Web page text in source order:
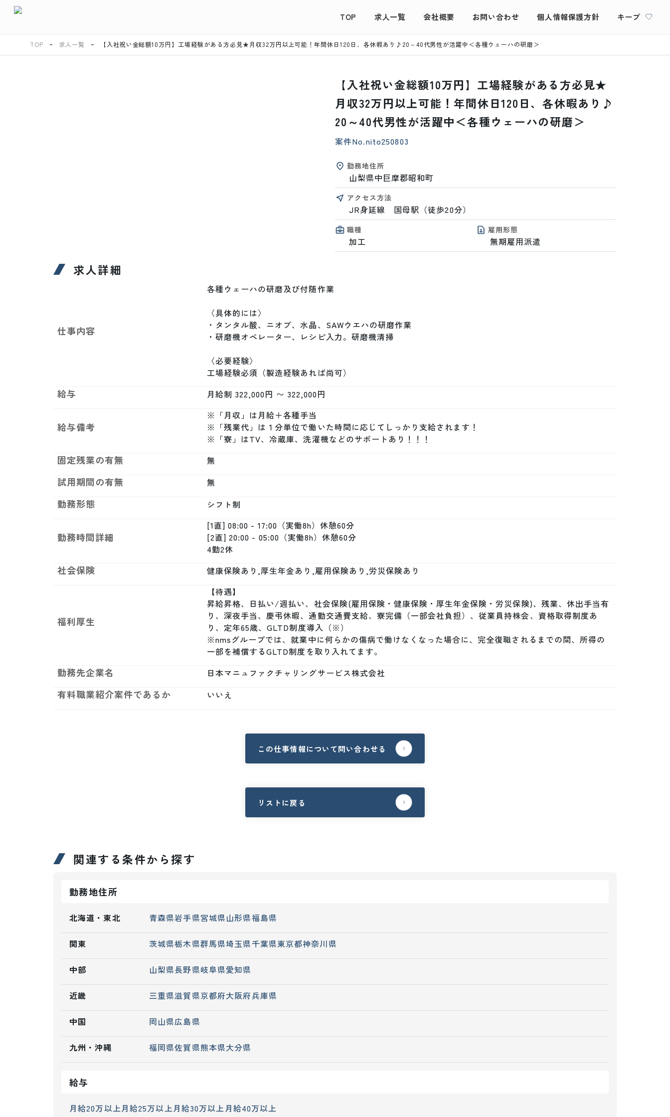
TOP 求人一覧 会社概要 お問い合わせ 個人情報保護方針 キープ
TOP 求人一覧 【入社祝い金総額10万円】工場経験がある方必見★月収32万円以上可能！年間休日120日、各休暇あり♪20～40代男性が活躍中＜各種ウェーハの研磨＞
【入社祝い金総額10万円】工場経験がある方必見★
月収32万円以上可能！年間休日120日、各休暇あり♪
20～40代男性が活躍中＜各種ウェーハの研磨＞
案件No.nito250803
勤務地住所
山梨県中巨摩郡昭和町
アクセス方法
JR身延線　国母駅（徒歩20分）
職種
加工
雇用形態
無期雇用派遣
求人詳細
仕事内容
各種ウェーハの研磨及び付随作業
〈具体的には〉
・タンタル酸、ニオブ、水晶、SAWウエハの研磨作業
・研磨機オペレーター、レシピ入力。研磨機清掃
〈必要経験〉
工場経験必須（製造経験あれば尚可）
給与 月給制 322,000円 〜 322,000円
給与備考
※「月収」は月給＋各種手当
※「残業代」は１分単位で働いた時間に応じてしっかり支給されます！
※「寮」はTV、冷蔵庫、洗濯機などのサポートあり！！！
固定残業の有無 無
試用期間の有無 無
勤務形態 シフト制
勤務時間詳細
[1直] 08:00 - 17:00（実働8h）休憩60分
[2直] 20:00 - 05:00（実働8h）休憩60分
4勤2休
社会保険 健康保険あり,厚生年金あり,雇用保険あり,労災保険あり
福利厚生
【待遇】
昇給昇格、日払い/週払い、社会保険(雇用保険・健康保険・厚生年金保険・労災保険)、残業、休出手当有
り、深夜手当、慶弔休暇、通勤交通費支給、寮完備（一部会社負担）、従業員持株会、資格取得制度あ
り、定年65歳、GLTD制度導入（※）
※nmsグループでは、就業中に何らかの傷病で働けなくなった場合に、完全復職されるまでの間、所得の
一部を補償するGLTD制度を取り入れてます。
勤務先企業名 日本マニュファクチャリングサービス株式会社
有料職業紹介案件であるか いいえ
この仕事情報について問い合わせる
リストに戻る
関連する条件から探す
勤務地住所
北海道・東北 青森県岩手県宮城県山形県福島県
関東 茨城県栃木県群馬県埼玉県千葉県東京都神奈川県
中部 山梨県長野県岐阜県愛知県
近畿 三重県滋賀県京都府大阪府兵庫県
中国 岡山県広島県
九州・沖縄 福岡県佐賀県熊本県大分県
給与
月給20万以上月給25万以上月給30万以上月給40万以上